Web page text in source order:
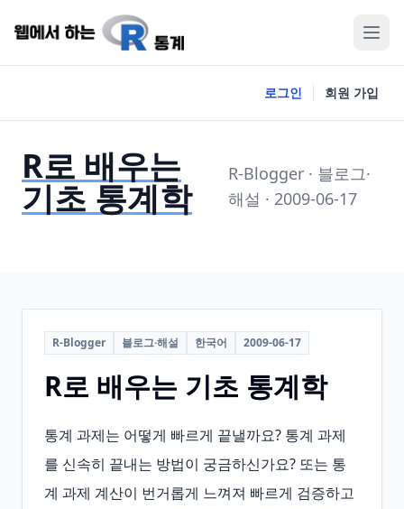
로그인 회원 가입
R로 배우는
기초 통계학
R-Blogger · 블로그·
해설 · 2009-06-17
R-Blogger 블로그·해설 한국어 2009-06-17
R로 배우는 기초 통계학
통계 과제는 어떻게 빠르게 끝낼까요? 통계 과제
를 신속히 끝내는 방법이 궁금하신가요? 또는 통
계 과제 계산이 번거롭게 느껴져 빠르게 검증하고